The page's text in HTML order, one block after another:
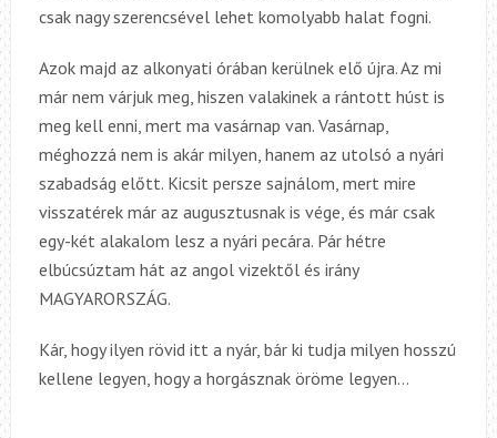
csak nagy szerencsével lehet komolyabb halat fogni.
Azok majd az alkonyati órában kerülnek elő újra. Az mi
már nem várjuk meg, hiszen valakinek a rántott húst is
meg kell enni, mert ma vasárnap van. Vasárnap,
méghozzá nem is akár milyen, hanem az utolsó a nyári
szabadság előtt. Kicsit persze sajnálom, mert mire
visszatérek már az augusztusnak is vége, és már csak
egy-két alakalom lesz a nyári pecára. Pár hétre
elbúcsúztam hát az angol vizektől és irány
MAGYARORSZÁG.
Kár, hogy ilyen rövid itt a nyár, bár ki tudja milyen hosszú
kellene legyen, hogy a horgásznak öröme legyen…